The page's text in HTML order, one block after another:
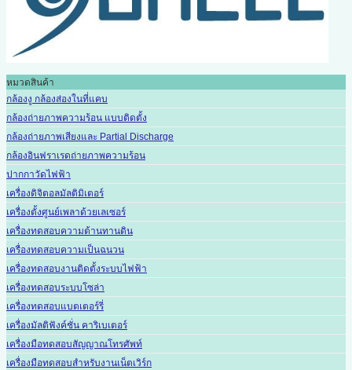
หมวดสินค้า
กล้องงู กล้องส่องในที่แคบ
กล้องถ่ายภาพความร้อน แบบติดตั้ง
กล้องถ่ายภาพเสียงและ Partial Discharge
กล้องอินฟราเรดถ่ายภาพความร้อน
ปากกาวัดไฟฟ้า
เครื่องดิจิตอลมัลติมิเตอร์
เครื่องตั้งศูนย์เพลาด้วยเลเซอร์
เครื่องทดสอบความต้านทานดิน
เครื่องทดสอบความเป็นฉนวน
เครื่องทดสอบงานติดตั้งระบบไฟฟ้า
เครื่องทดสอบระบบโซล่า
เครื่องทดสอบแบตเตอร์รี่
เครื่องมัลติฟังค์ชั่น คาริเบเตอร์
เครื่องมือทดสอบสัญญาณโทรศัพท์
เครื่องมือทดสอบสำหรับงานเน็ตเวิร์ก